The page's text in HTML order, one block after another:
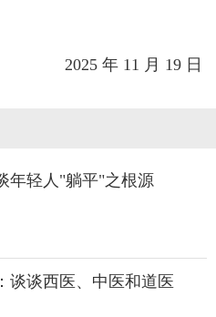
2025 年 11 月 19 日
年轻人"躺平"之根源
谈谈西医、中医和道医